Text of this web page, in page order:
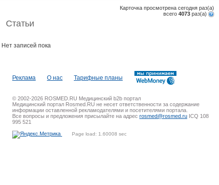
Карточка просмотрена сегодня раз(a)
всего 4073 раз(a)
Статьи
Нет записей пока
Реклама О нас Тарифные планы
© 2002-2026 ROSMED.RU Медицинский b2b портал
Медицинский портал Rosmed.RU не несет ответственности за содержание
информации оставленной рекламодателями и посетителями портала.
Все вопросы и предложения присылайте на адрес rosmed@rosmed.ru ICQ 108
995 521
Page load: 1.60008 sec